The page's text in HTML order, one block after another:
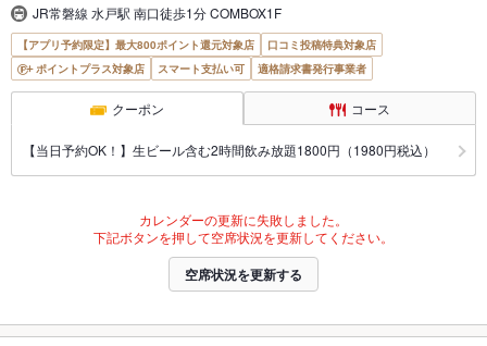
JR常磐線 水戸駅 南口徒歩1分 COMBOX1F
【アプリ予約限定】最大800ポイント還元対象店
口コミ投稿特典対象店
ポイントプラス対象店
スマート支払い可 適格請求書発行事業者
クーポン コース
【当日予約OK！】生ビール含む2時間飲み放題1800円（1980円税込）
カレンダーの更新に失敗しました。
下記ボタンを押して空席状況を更新してください。
空席状況を更新する